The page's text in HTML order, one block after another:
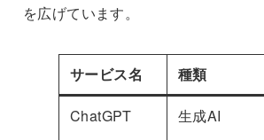
を広げています。
サービス名 種類
ChatGPT 生成AI